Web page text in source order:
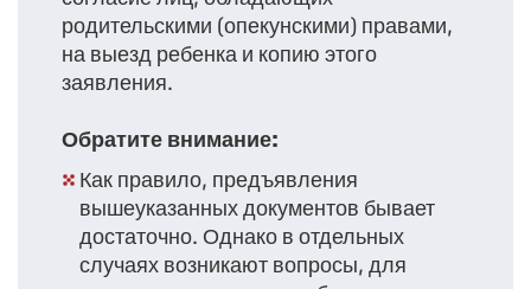
родительскими (опекунскими) правами,
на выезд ребенка и копию этого
заявления.
Обратите внимание:
Как правило, предъявления
вышеуказанных документов бывает
достаточно. Однако в отдельных
случаях возникают вопросы, для